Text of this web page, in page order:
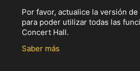
Por favor, actualice la versión
para poder utilizar todas las
Concert Hall.
Saber más